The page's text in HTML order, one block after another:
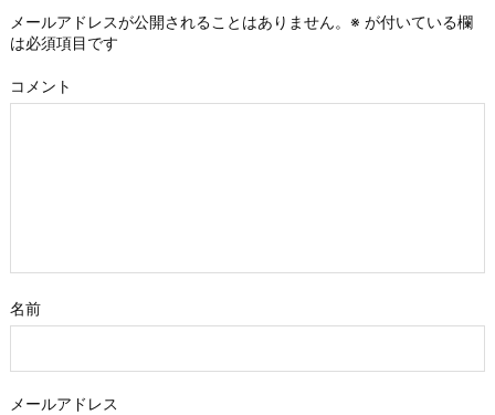
メールアドレスが公開されることはありません。 ※ が付いている欄
は必須項目です
コメント
名前
メールアドレス